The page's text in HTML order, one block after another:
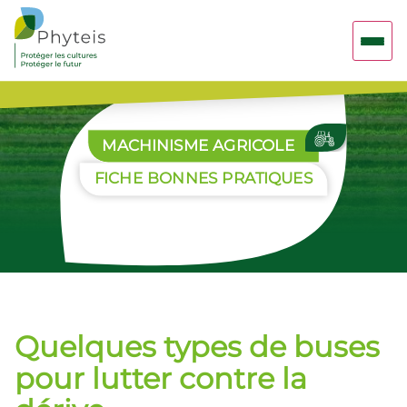
MACHINISME AGRICOLE
FICHE BONNES PRATIQUES
Quelques types de buses
pour lutter contre la